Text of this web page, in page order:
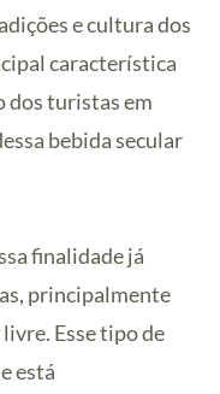
e cultura dos
característica
dos turistas em
bebida secular
finalidade já
principalmente
Esse tipo de
está